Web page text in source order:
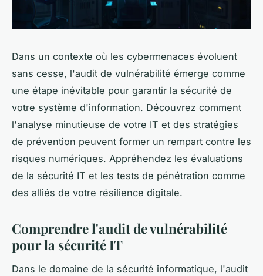
Dans un contexte où les cybermenaces évoluent
sans cesse, l'audit de vulnérabilité émerge comme
une étape inévitable pour garantir la sécurité de
votre système d'information. Découvrez comment
l'analyse minutieuse de votre IT et des stratégies
de prévention peuvent former un rempart contre les
risques numériques. Appréhendez les évaluations
de la sécurité IT et les tests de pénétration comme
des alliés de votre résilience digitale.
Comprendre l'audit de vulnérabilité
pour la sécurité IT
Dans le domaine de la sécurité informatique, l'audit